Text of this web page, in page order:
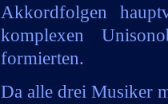
Akkordfolgen
komplexen
formierten.
Da alle drei Musiker